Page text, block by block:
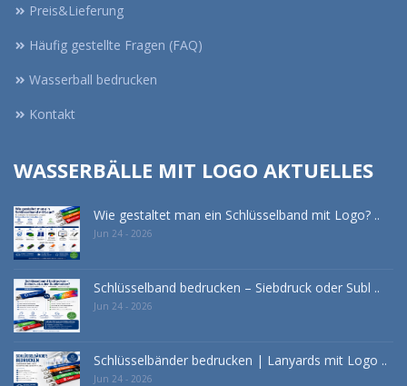
Preis&Lieferung
Häufig gestellte Fragen (FAQ)
Wasserball bedrucken
Kontakt
WASSERBÄLLE MIT LOGO AKTUELLES
Wie gestaltet man ein Schlüsselband mit Logo? ..
Jun 24 - 2026
Schlüsselband bedrucken – Siebdruck oder Subl ..
Jun 24 - 2026
Schlüsselbänder bedrucken | Lanyards mit Logo ..
Jun 24 - 2026